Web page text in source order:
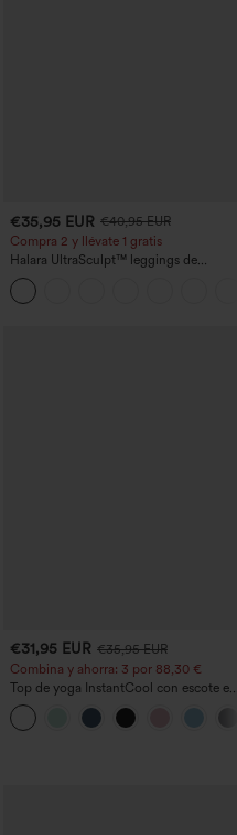
€35,95 EUR €40,95 EUR
Compra 2 y llévate 1 gratis
Halara UltraSculpt™ leggings de
entrenamiento moldeadores de talle alto
con fruncido trasero que realza los
glúteos, control de abdomen y bolsillos
€31,95 EUR €35,95 EUR
Combina y ahorra: 3 por 88,30 €
Top de yoga InstantCool con escote en
U y bajo curvado - UPF50+